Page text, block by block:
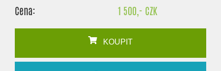
Cena: 1 500,- CZK
KOUPIT